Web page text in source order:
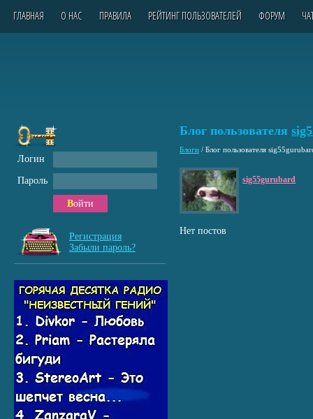
ГЛАВНАЯ О НАС ПРАВИЛА РЕЙТИНГ ПОЛЬЗОВАТЕЛЕЙ ФОРУМ
Блог пользователя
Блоги / Блог пользователя
sig55gurubard
Нет постов
Логин
Пароль
Войти
Регистрация
Забыли пароль?